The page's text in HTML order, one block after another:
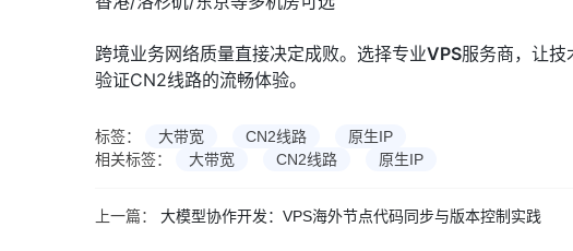
跨境业务网络质量直接决定成败。选择专业VPS服务商，让
验证CN2线路的流畅体验。
标签： 大带宽 CN2线路
原生IP
相关标签：
大带宽 CN2线路 原生IP
上一篇： 大模型协作开发：VPS海外节点代码同步与版本控制实践